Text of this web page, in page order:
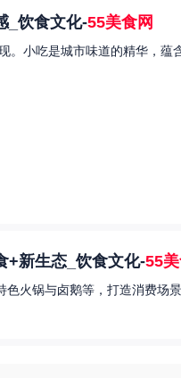
_饮食文化-55美食网
。小吃是城市味道的精华，蕴
+新生态_饮食文化-55
色火锅与卤鹅等，打造消费场